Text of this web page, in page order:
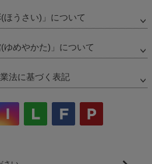
ほうさい)」について
ゆめやかた)」について
法に基づく表記